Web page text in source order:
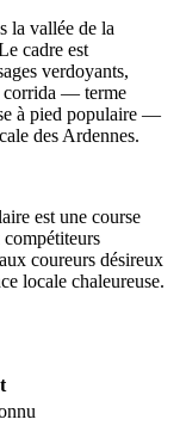
la vallée de la
cadre est
verdoyants,
corrida — terme
à pied populaire —
des Ardennes.
est une course
compétiteurs
coureurs désireux
locale chaleureuse.